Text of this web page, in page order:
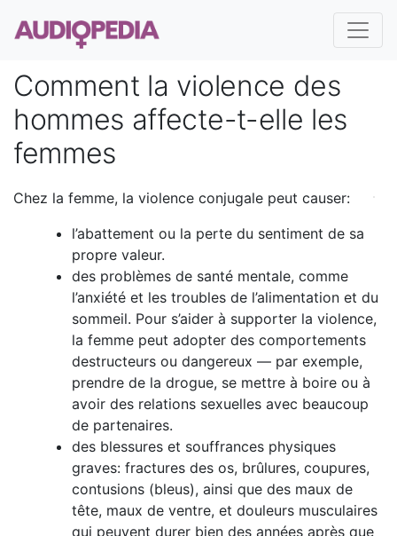
Comment la violence des
hommes affecte-t-elle les
femmes
Chez la femme, la violence conjugale peut causer:
l’abattement ou la perte du sentiment de sa
propre valeur.
des problèmes de santé mentale, comme
l’anxiété et les troubles de l’alimentation et du
sommeil. Pour s’aider à supporter la violence,
la femme peut adopter des comportements
destructeurs ou dangereux — par exemple,
prendre de la drogue, se mettre à boire ou à
avoir des relations sexuelles avec beaucoup
de partenaires.
des blessures et souffrances physiques
graves: fractures des os, brûlures, coupures,
contusions (bleus), ainsi que des maux de
tête, maux de ventre, et douleurs musculaires
qui peuvent durer bien des années après que